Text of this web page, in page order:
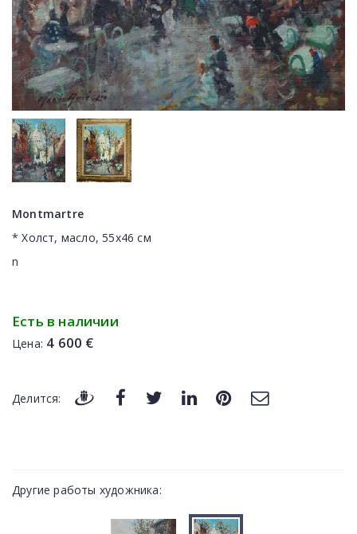
Montmartre
* Холст, масло, 55х46 см
n
Есть в наличии
Цена: 4 600 €
Делится:
Другие работы художника: